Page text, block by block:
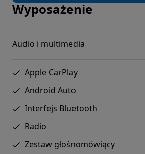
Wyposażenie
Audio i multimedia
Apple CarPlay
Android Auto
Interfejs Bluetooth
Radio
Zestaw głośnomówiący